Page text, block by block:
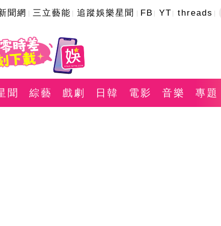
聞網 三立藝能 追蹤娛樂星聞 FB YT threads
聞 綜藝 戲劇 日韓 電影 音樂 專題